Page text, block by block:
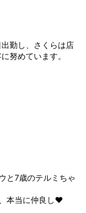
勤し、さくらは店
努めています。
と7歳のテルミちゃ
本当に仲良し❤️